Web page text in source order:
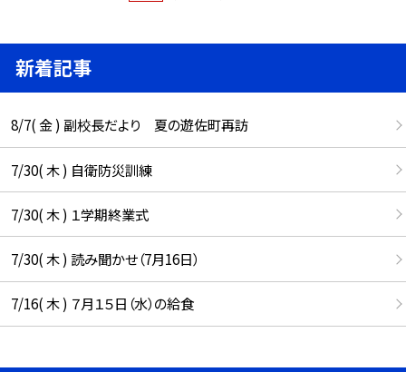
新着記事
8/7( 金 ) 副校長だより 夏の遊佐町再訪
7/30( 木 ) 自衛防災訓練
7/30( 木 ) １学期終業式
7/30( 木 ) 読み聞かせ（7月16日）
7/16( 木 ) ７月１５日（水）の給食